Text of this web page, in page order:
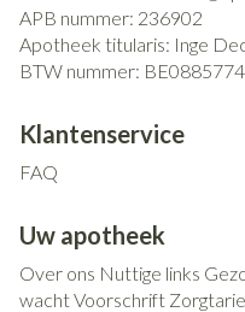
APB nummer: 236902
Apotheek titularis: Inge
BTW nummer:
Klantenservice
FAQ
Uw apotheek
Over ons Nuttige links
wachtVoorschrift